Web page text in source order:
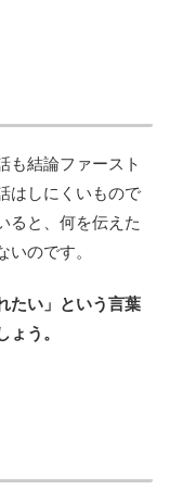
も結論ファースト
はしにくいもので
ると、何を伝えた
のです。
たい」という言葉
う。